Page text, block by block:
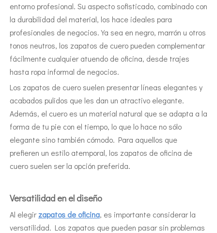
entorno profesional. Su aspecto sofisticado, combinado con
la durabilidad del material, los hace ideales para
profesionales de negocios. Ya sea en negro, marrón u otros
tonos neutros, los zapatos de cuero pueden complementar
fácilmente cualquier atuendo de oficina, desde trajes
hasta ropa informal de negocios.
Los zapatos de cuero suelen presentar líneas elegantes y
acabados pulidos que les dan un atractivo elegante.
Además, el cuero es un material natural que se adapta a la
forma de tu pie con el tiempo, lo que lo hace no sólo
elegante sino también cómodo. Para aquellos que
prefieren un estilo atemporal, los zapatos de oficina de
cuero suelen ser la opción preferida.
Versatilidad en el diseño
Al elegirzapatos de oficina, es importante considerar la
versatilidad. Los zapatos que pueden pasar sin problemas